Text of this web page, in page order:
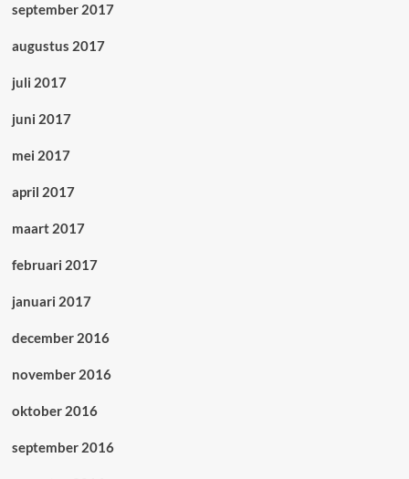
september 2017
augustus 2017
juli 2017
juni 2017
mei 2017
april 2017
maart 2017
februari 2017
januari 2017
december 2016
november 2016
oktober 2016
september 2016